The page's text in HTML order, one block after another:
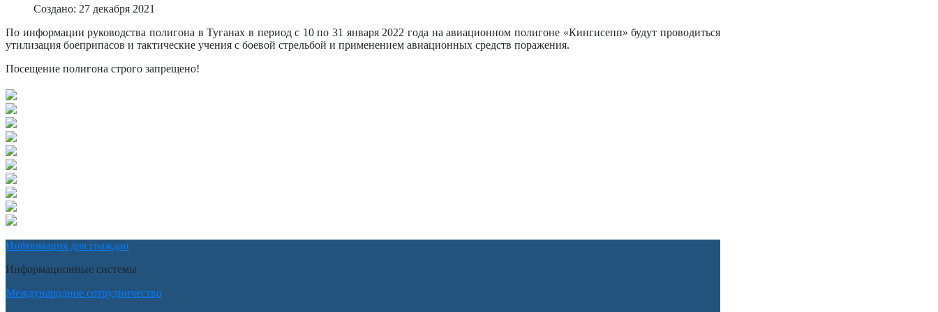
Создано: 27 декабря 2021
По информации руководства полигона в Туганах в период с 10 по 31 января 2022 года на авиационном полигоне «Кингисепп» будут проводиться
утилизация боеприпасов и тактические учения с боевой стрельбой и применением авиационных средств поражения.
Посещение полигона строго запрещено!
Информация для граждан
Информационные системы
Международное сотрудничество